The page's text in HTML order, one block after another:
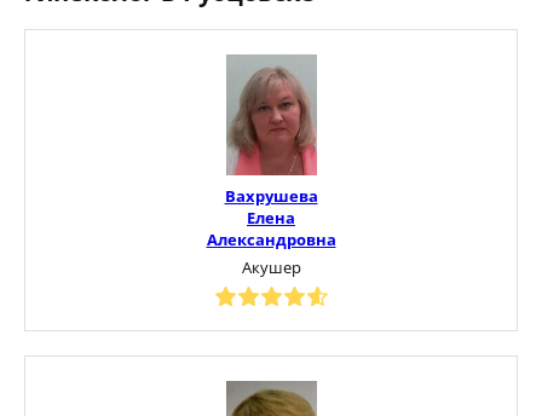
Вахрушева
Елена
Александровна
Акушер